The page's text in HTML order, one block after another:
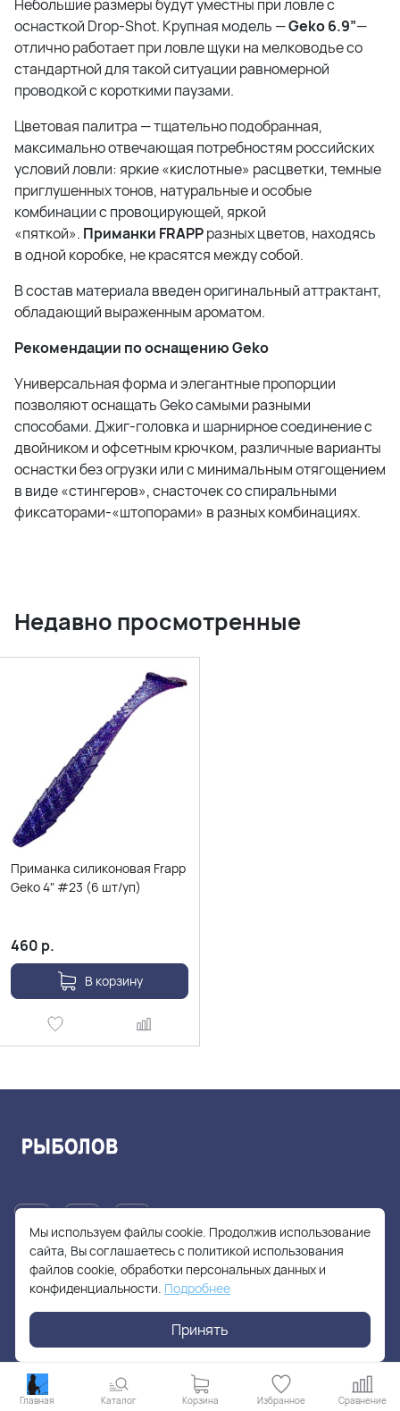
Небольшие размеры будут уместны при ловле с
оснасткой Drop-Shot. Крупная модель —Geko 6.9”—
отлично работает при ловле щуки на мелководье со
стандартной для такой ситуации равномерной
проводкой с короткими паузами.
Цветовая палитра — тщательно подобранная,
максимально отвечающая потребностям российских
условий ловли: яркие «кислотные» расцветки, темные
приглушенных тонов, натуральные и особые
комбинации с провоцирующей, яркой
«пяткой». Приманки FRAPPразных цветов, находясь
в одной коробке, не красятся между собой.
В состав материала введен оригинальный аттрактант,
обладающий выраженным ароматом.
Рекомендации по оснащению Geko
Универсальная форма и элегантные пропорции
позволяют оснащать Geko самыми разными
способами. Джиг-головка и шарнирное соединение с
двойником и офсетным крючком, различные варианты
оснастки без огрузки или с минимальным отягощением
в виде «стингеров», снасточек со спиральными
фиксаторами-«штопорами» в разных комбинациях.
Недавно просмотренные
Приманка силиконовая Frapp
Geko 4" #23 (6 шт/уп)
460 р.
В корзину
+7(905)705-55-49
fishhuntershop@yandex.ru
Главная Каталог Корзина Избранное Сравнение
Мы используем файлы cookie. Продолжив использование
сайта, Вы соглашаетесь с политикой использования
файлов cookie, обработки персональных данных и
конфиденциальности. Подробнее
Принять